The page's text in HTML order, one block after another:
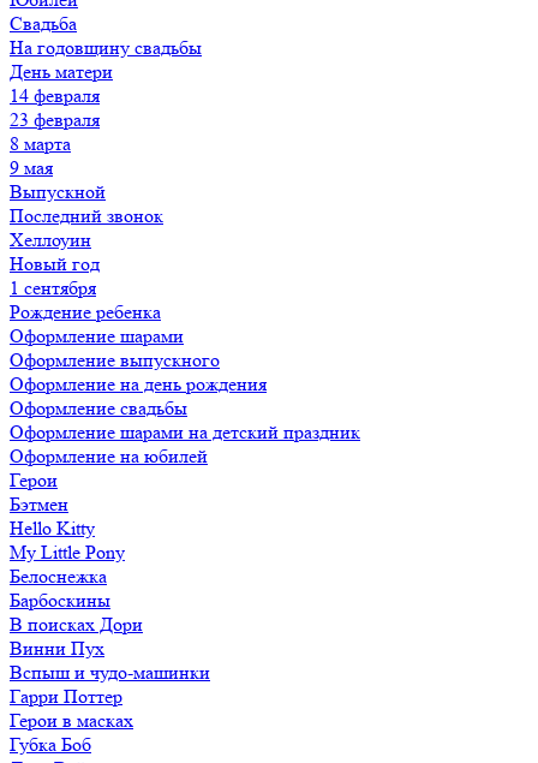
Свадьба
На годовщину свадьбы
День матери
14 февраля
23 февраля
8 марта
9 мая
Выпускной
Последний звонок
Хеллоуин
Новый год
1 сентября
Рождение ребенка
Оформление шарами
Оформление выпускного
Оформление на день рождения
Оформление свадьбы
Оформление шарами на детский праздник
Оформление на юбилей
Герои
Бэтмен
Hello Kitty
My Little Pony
Белоснежка
Барбоскины
В поисках Дори
Винни Пух
Вспыш и чудо-машинки
Гарри Поттер
Герои в масках
Губка Боб